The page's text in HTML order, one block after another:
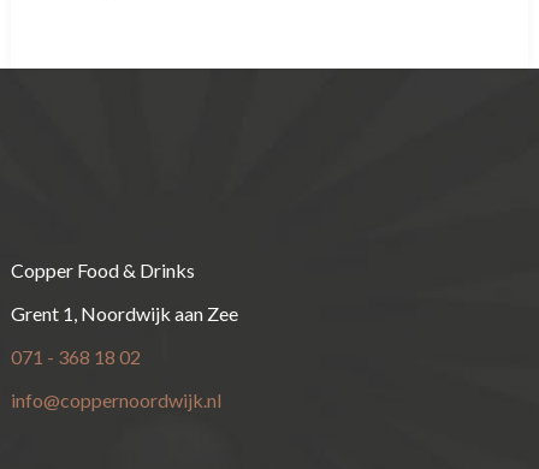
Copper Food & Drinks
Grent 1, Noordwijk aan Zee
071 - 368 18 02
info@coppernoordwijk.nl